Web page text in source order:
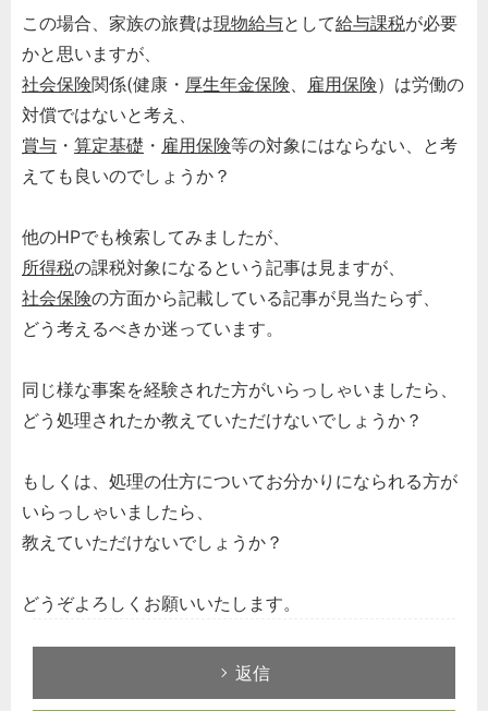
この場合、家族の旅費は現物給与として給与課税が必要
かと思いますが、
社会保険関係(健康・ 厚生年金保険、 雇用保険）は労働の
対償ではないと考え、
賞与 ・ 算定基礎 ・ 雇用保険等の対象にはならない、と考
えても良いのでしょうか？
他のHPでも検索してみましたが、
所得税の課税対象になるという記事は見ますが、
社会保険の方面から記載している記事が見当たらず、
どう考えるべきか迷っています。
同じ様な事案を経験された方がいらっしゃいましたら、
どう処理されたか教えていただけないでしょうか？
もしくは、処理の仕方についてお分かりになられる方が
いらっしゃいましたら、
教えていただけないでしょうか？
どうぞよろしくお願いいたします。
返信